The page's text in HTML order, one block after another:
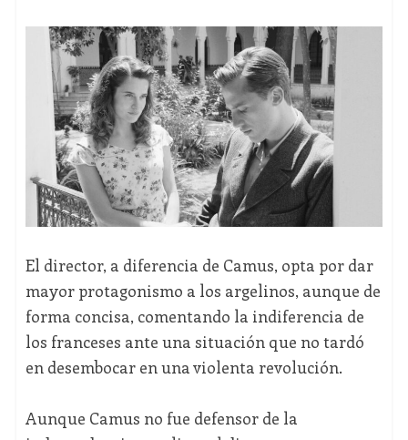
El director, a diferencia de Camus, opta por dar
mayor protagonismo a los argelinos, aunque de
forma concisa, comentando la indiferencia de
los franceses ante una situación que no tardó
en desembocar en una violenta revolución.
Aunque Camus no fue defensor de la